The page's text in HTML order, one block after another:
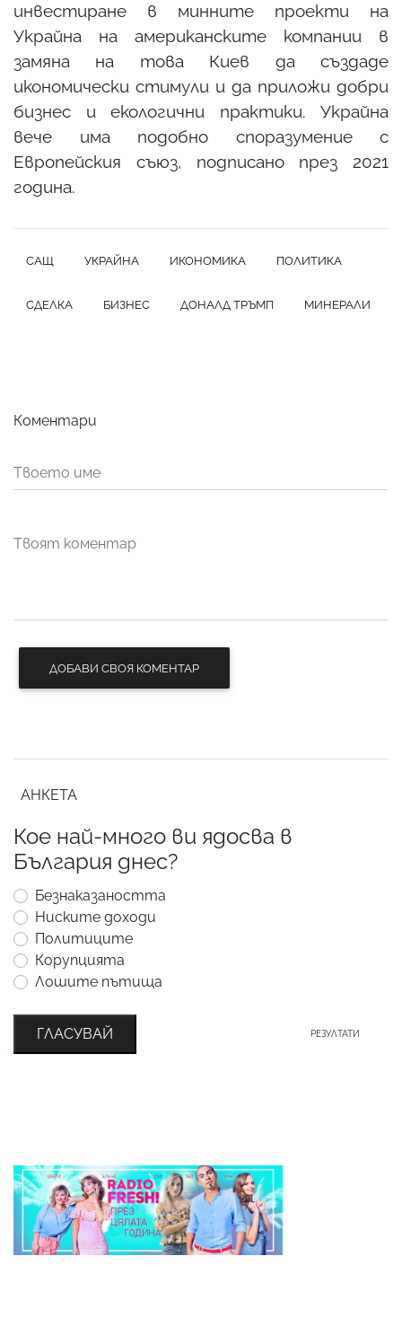
инвестиране в минните проекти на
Украйна на американските компании в
замяна на това Киев да създаде
икономически стимули и да приложи добри
бизнес и екологични практики. Украйна
вече има подобно споразумение с
Европейския съюз, подписано през 2021
година.
САЩ УКРАЙНА ИКОНОМИКА ПОЛИТИКА
СДЕЛКА БИЗНЕС ДОНАЛД ТРЪМП МИНЕРАЛИ
Коментари
ДОБАВИ СВОЯ КОМЕНТАР
АНКЕТА
Кое най-много ви ядосва в
България днес?
Безнаказаността
Ниските доходи
Политиците
Корупцията
Лошите пътища
ГЛАСУВАЙ РЕЗУЛТАТИ